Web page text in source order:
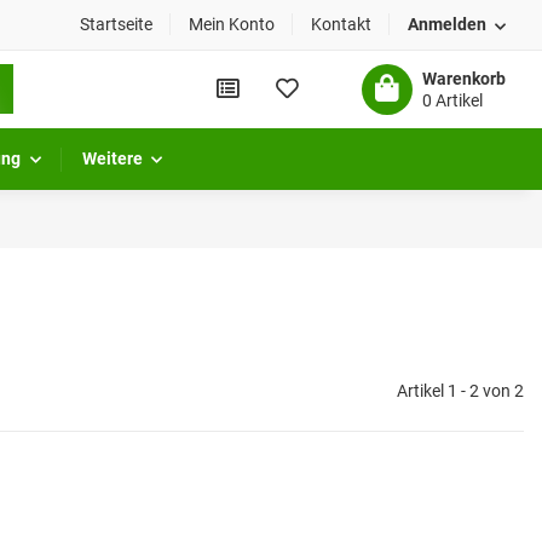
Startseite Mein Konto Kontakt Anmelden
Warenkorb
0 Artikel
Weitere
Artikel 1 - 2 von 2